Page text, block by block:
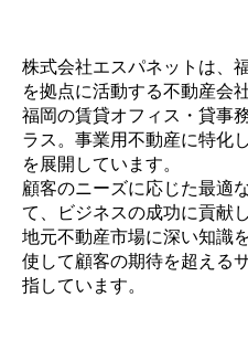
株式会社エスパネットは、
を拠点に活動する不動産会社
福岡の賃貸オフィス・貸事
ラス。事業用不動産に特化
を展開しています。
顧客のニーズに応じた最適
て、ビジネスの成功に貢献
地元不動産市場に深い知識
使して顧客の期待を超える
指しています。